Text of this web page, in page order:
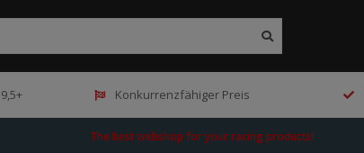
Konkurrenzfähiger Preis
The best webshop for your racing products!